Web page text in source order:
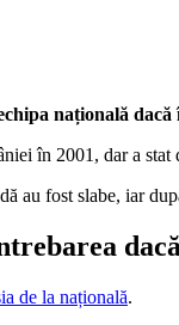
națională
în 2001, dar a
au fost slabe, iar
de la națională.